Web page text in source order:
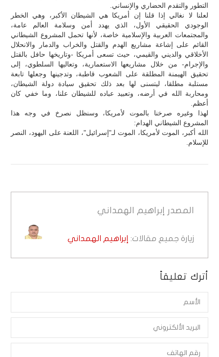
التطور والتقدم الحضاري والإنساني.
لعلنا لا نغالي إذا قلنا إن أمريكا هي الشيطان الأكبر، وهي الخطر
الوجودي الحقيقي الأول، الذي يهدد أمن وسلامة العالم عامة،
والمجتمعات العربية والإسلامية خاصة، لأنها تحمل المشروع الشيطاني
القائم على إشاعة مشاريع الهدم والقتل والخراب والدمار والانحلال
الأخلاقي والديني والقيمي، حيث تسعى أمريكا -وتاريخها حافل بالقتل
والإجرام- من خلال مشاريعها الاستعمارية، وتعاليها السلطوي، إلى
تحقيق الهيمنة المطلقة على الشعوب قاطبة، وتدجينها وجعلها تابعة
مستلبة مطلقا، ليتسنى لها بعد ذلك تحقيق سيادة دولة الشيطان،
ومحاربة الله في أرضه، وتعبيد عباده للشيطان علنا، وما خفي كان
أعظم.
لهذا وغيره صرخنا بالموت لأمريكا، وسنظل نصرخ في وجه هذا
المشروع الشيطاني الهدام:
الله أكبر، الموت لأمريكا، الموت لـ"إسرائيل"، اللعنة على اليهود، النصر
للإسلام.
المصدر إبراهيم الهمداني
زيارة جميع مقالات: إبراهيم الهمداني
أترك تعليقاً